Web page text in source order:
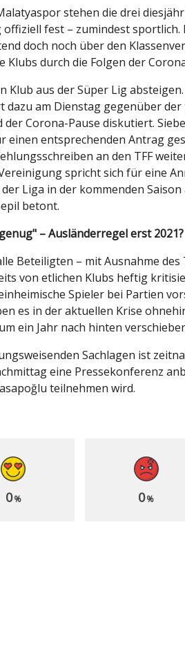
stehen die drei
fest – zumindest
doch noch über den
Klubs durch die Folgen der
Klub aus der Süper Lig
am Dienstag gegenüber der
Corona-Pause diskutiert.
einen entsprechenden Antrag
an den TFF
spricht sich für eine
Liga in der kommenden Saison
betont.
– Ausländerregel erst 2021?
Beteiligten – mit Ausnahme des
von etlichen Klubs heftig
Spieler bei Partien
es in der aktuellen Krise
ein Jahr nach hinten
Sachlagen ist
eine Pressekonferenz
teilnehmen wird.
0% 0%